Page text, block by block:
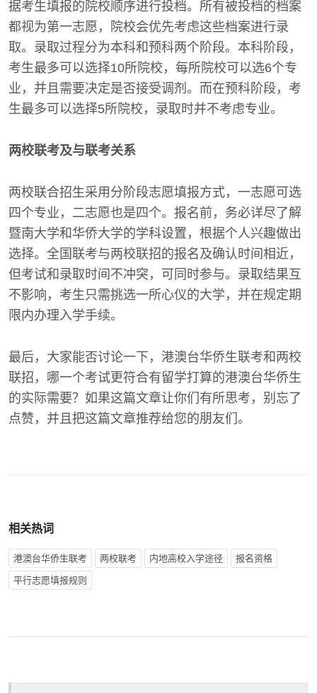
据考生填报的院校顺序进行投档。所有被投档的档案
都视为第一志愿，院校会优先考虑这些档案进行录
取。录取过程分为本科和预科两个阶段。本科阶段，
考生最多可以选择10所院校，每所院校可以选6个专
业，并且需要决定是否接受调剂。而在预科阶段，考
生最多可以选择5所院校，录取时并不考虑专业。
两校联考及与联考关系
两校联合招生采用分阶段志愿填报方式，一志愿可选
四个专业，二志愿也是四个。报名前，务必详尽了解
暨南大学和华侨大学的学科设置，根据个人兴趣做出
选择。全国联考与两校联招的报名及确认时间相近，
但考试和录取时间不冲突，可同时参与。录取结果互
不影响，考生只需挑选一所心仪的大学，并在规定期
限内办理入学手续。
最后，大家能否讨论一下，港澳台华侨生联考和两校
联招，哪一个考试更符合有留学打算的港澳台华侨生
的实际需要？如果这篇文章让你们有所思考，别忘了
点赞，并且把这篇文章推荐给您的朋友们。
相关热词
港澳台华侨生联考 两校联考 内地高校入学途径 报名资格
平行志愿填报规则